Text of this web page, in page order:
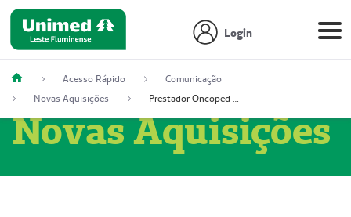
Login
Acesso Rápido
Comunicação
Novas Aquisições
Prestador Oncoped Serviços Médicos (51004335-0)
Novas Aquisições